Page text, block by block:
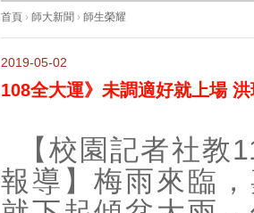
首頁 › 師大新聞 › 師生榮耀
2019-05-02
108全大運》未調適好就上場
【校園記者社教
報導】梅雨來臨